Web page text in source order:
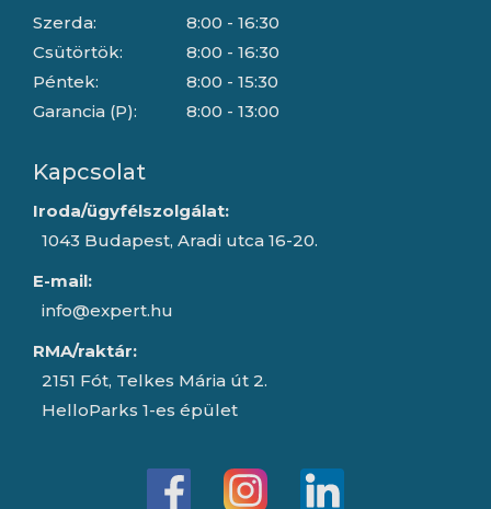
Szerda:
Csütörtök:
Péntek:
Garancia (P):
8:00 - 16:30
8:00 - 16:30
8:00 - 15:30
8:00 - 13:00
Kapcsolat
Iroda/ügyfélszolgálat:
1043 Budapest, Aradi utca 16-20.
E-mail:
info@expert.hu
RMA/raktár:
2151 Fót, Telkes Mária út 2.
HelloParks 1-es épület